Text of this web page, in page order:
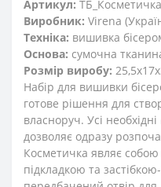
Артикул:
Виробник: Virena
Техніка: вишивка
Основа: сумочна
Розмір виробу:
Набір для вишивки
готове рішення для
власноруч. Усі
дозволяє одразу
Косметичка являє
підкладкою та